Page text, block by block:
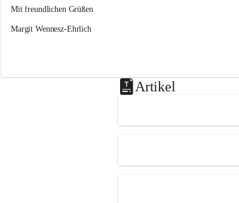
Mit freundlichen Grüßen
Margit Wennesz-Ehrlich
Artikel